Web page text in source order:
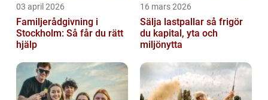
03 april 2026
Familjerådgivning i
Stockholm: Så får du rätt
hjälp
16 mars 2026
Sälja lastpallar så frigör
du kapital, yta och
miljönytta